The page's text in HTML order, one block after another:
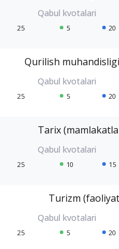
25 5 20
Qurilish
25 5 20
Tarix
25 10 15
Turizm
25 5 20